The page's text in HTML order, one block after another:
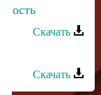
Скачать
Скачать